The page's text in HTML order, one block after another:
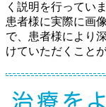
く説明を行っていま
患者様に実際に画
で、患者様により
けていただくこと